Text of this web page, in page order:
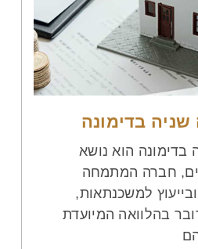
בדימונה
בדימונה הוא נושא
חברה המתמחה
למשכנתאות,
בהלוואה המיועדת